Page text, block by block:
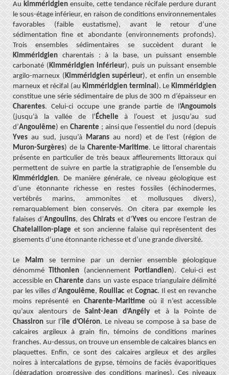
Aukimméridgienensuite, cette tendance récifale perdure durant
le sous-étage inférieur, en raison de conditions environnementales
favorables (faible eustatisme), avant le retour d’une
sédimentation fine et abondante (environnements profonds).
Trois ensembles sédimentaires se succèdent durant le
Kimméridgiencharentais : à la base, un puissant ensemble
carbonaté (Kimméridgien inférieur), puis un puissant ensemble
argilo-marneux (Kimméridgien supérieur), et enfin un ensemble
marneux et récifal (auKimméridgien terminal). LeKimméridgien
constitue une série sédimentaire de plus de 300 m d’épaisseur en
Charentes. Celui-ci occupe une grande partie de l’Angoumois
(jusqu’à la vallée de l’Échelleà l’ouest et jusqu’au sud
d’Angoulême) enCharente; ainsi que l’essentiel du nord (depuis
Yves au sud, jusqu’à Marans au nord) et de l’est (région de
Muron-Surgères) de laCharente-Maritime. Le littoral charentais
présente en particulier de très beaux affleurements littoraux qui
permettent de suivre en partie la stratigraphie de l’ensemble du
Kimméridgien. De manière générale, ce niveau géologique est
d’une étonnante richesse en restes fossiles (échinodermes,
vertébrés marins, ammonites et mollusques divers),
remarquablement bien conservés. On citera par exemple les
falaises d’Angoulins, desChiratset d’Yvesou encore l’estran de
Chatelaillon-plageet son ancienne falaise qui représentent des
gisements d’une étonnante richesse et d’une grande diversité.
LeMalmse termine par un dernier ensemble géologique
dénomméTithonien(anciennementPortlandien). Celui-ci est
accessible enCharentedans un vaste espace triangulaire délimité
par les villes d’Angoulême,RouillacetCognac. Il est en revanche
moins représenté enCharente-Maritimeoù il n’est accessible
qu’aux alentours deSaint-Jean d’Angélyet à la Pointe de
Chassironsur l’île d’Oléron. Le niveau se compose à sa base de
calcaires argileux à grain fin, témoins de conditions marines
franches. Au-dessus, on trouve un ensemble de calcaires blancs en
plaquettes. Enfin, ce sont des calcaires argileux et des argiles
noires à intercalations de gypse, témoins de faciès évaporitiques
(dégradation progressive des conditions marines). Ces niveaux